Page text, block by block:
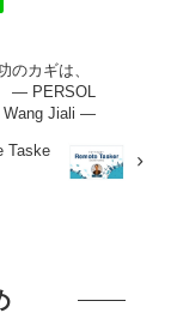
のカギは、
― PERSOL
Wang Jiali ―
Taske